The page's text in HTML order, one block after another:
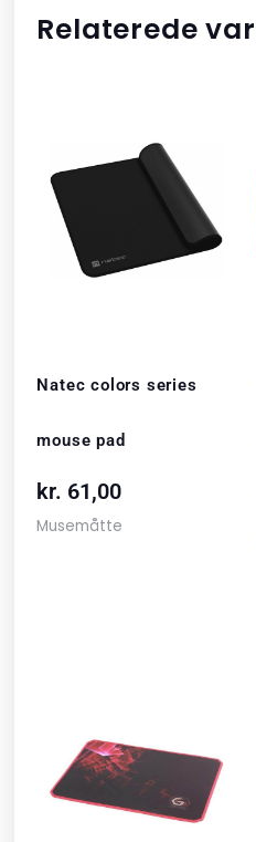
Relaterede
Natec colors series
mouse pad
kr. 61,00
Musemåtte